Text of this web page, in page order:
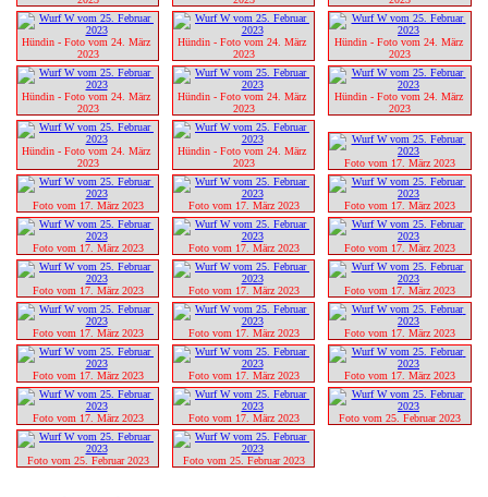
Hündin - Foto vom 24. März
2023
Hündin - Foto vom 24. März
2023
Hündin - Foto vom 24. März
2023
Hündin - Foto vom 24. März
2023
Hündin - Foto vom 24. März
2023
Hündin - Foto vom 24. März
2023
Hündin - Foto vom 24. März
2023
Hündin - Foto vom 24. März
2023
Foto vom 17. März 2023
Foto vom 17. März 2023 Foto vom 17. März 2023 Foto vom 17. März 2023
Foto vom 17. März 2023 Foto vom 17. März 2023 Foto vom 17. März 2023
Foto vom 17. März 2023 Foto vom 17. März 2023 Foto vom 17. März 2023
Foto vom 17. März 2023 Foto vom 17. März 2023 Foto vom 17. März 2023
Foto vom 17. März 2023 Foto vom 17. März 2023 Foto vom 17. März 2023
Foto vom 17. März 2023 Foto vom 17. März 2023 Foto vom 25. Februar 2023
Foto vom 25. Februar 2023 Foto vom 25. Februar 2023